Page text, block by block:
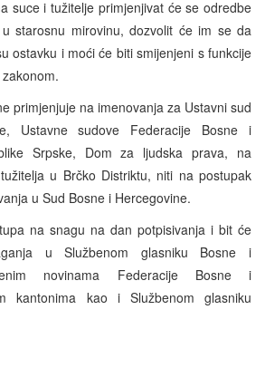
suce i tužitelje primjenjivat će se odredbe
starosnu mirovinu, dozvolit će im se da
ostavku i moći će biti smijenjeni s funkcije
na imenovanja za Ustavni sud
Ustavne sudove Federacije Bosne i
Srpske, Dom za ljudska prava, na
u Brčko Distriktu, niti na postupak
u Sud Bosne i Hercegovine.
na snagu na dan potpisivanja i bit će
u Službenom glasniku Bosne i
novinama Federacije Bosne i
kantonima kao i Službenom glasniku